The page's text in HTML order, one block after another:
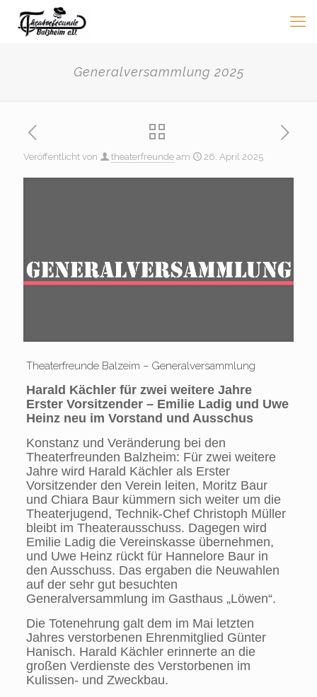
Generalversammlung 2025
Veröffentlicht von theaterfreunde am 26. April 2025
Theaterfreunde Balzeim – Generalversammlung
Harald Kächler für zwei weitere Jahre
Erster Vorsitzender – Emilie Ladig und Uwe
Heinz neu im Vorstand und Ausschus
Konstanz und Veränderung bei den
Theaterfreunden Balzheim: Für zwei weitere
Jahre wird Harald Kächler als Erster
Vorsitzender den Verein leiten, Moritz Baur
und Chiara Baur kümmern sich weiter um die
Theaterjugend, Technik-Chef Christoph Müller
bleibt im Theaterausschuss. Dagegen wird
Emilie Ladig die Vereinskasse übernehmen,
und Uwe Heinz rückt für Hannelore Baur in
den Ausschuss. Das ergaben die Neuwahlen
auf der sehr gut besuchten
Generalversammlung im Gasthaus „Löwen“.
Die Totenehrung galt dem im Mai letzten
Jahres verstorbenen Ehrenmitglied Günter
Hanisch. Harald Kächler erinnerte an die
großen Verdienste des Verstorbenen im
Kulissen- und Zweckbau.